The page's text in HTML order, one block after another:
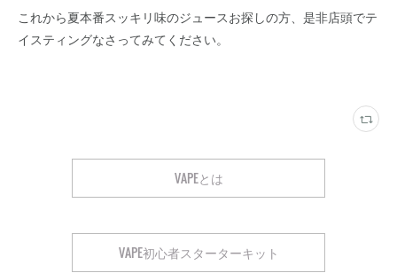
これから夏本番スッキリ味のジュースお探しの方、是非店頭でテ
イスティングなさってみてください。
VAPEとは
VAPE初心者スターターキット